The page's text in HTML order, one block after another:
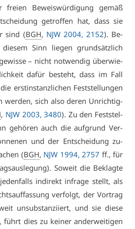
frei­en Be­weis­wür­di­gung ge­mäß
ge­trof­fen hat, dass sie
sind (BGH, NJW 2004, 2152). Be­
Sinn lie­gen grund­sätz­lich
– nicht not­wen­dig über­wie­
da­für be­steht, dass im Fall
erst­in­stanz­li­chen Fest­stel­lun­gen
wer­den, sich al­so de­ren Un­rich­tig­
, NJW 2003, 3480). Zu den Fest­stel­
ge­hö­ren auch die auf­grund Ver­
und der Ent­schei­dung zu­
(BGH, NJW 1994, 2757 ff., für
So­weit die Be­klag­te
in­di­rekt in­fra­ge stellt, als
ver­folgt, der Vor­trag
un­sub­stan­zi­iert, und sie die­se
führt dies zu kei­ner an­der­wei­ti­gen